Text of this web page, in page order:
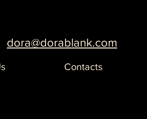
dora@dorablank.com
Contacts